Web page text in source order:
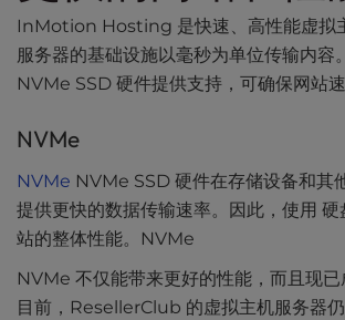
InMotion Hosting 是快速、高性能虚拟
服务器的基础设施以毫秒为单位传输内容
NVMe SSD 硬件提供支持，可确保网站
NVMe
NVMe NVMe SSD 硬件在存储设备和其
提供更快的数据传输速率。因此，使用 硬
站的整体性能。NVMe
NVMe 不仅能带来更好的性能，而且现已
目前，ResellerClub 的虚拟主机服务器